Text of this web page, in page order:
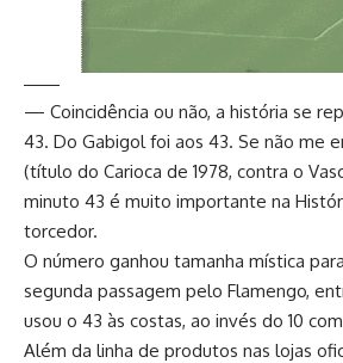
— Coincidência ou não, a história se
43. Do Gabigol foi aos 43. Se não me
(título do Carioca de 1978, contra o
minuto 43 é muito importante na
torcedor.
O número ganhou tamanha mística
segunda passagem pelo Flamengo,
usou o 43 às costas, ao invés do 10
Além da linha de produtos nas lojas